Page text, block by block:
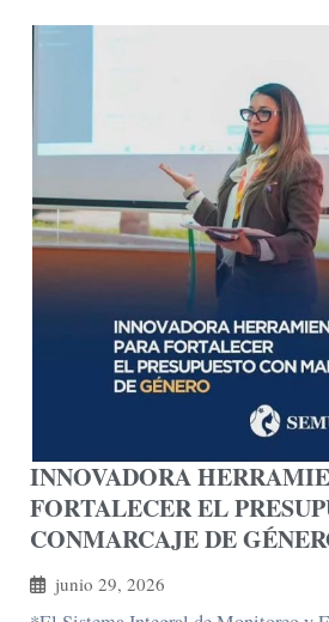
INNOVADORA
FORTALECER EL
CONMARCAJE DE
junio 29, 2026